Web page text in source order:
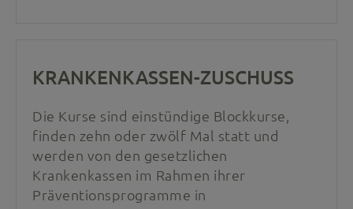
KRANKENKASSEN-ZUSCHUSS
Die Kurse sind einstündige Blockkurse,
finden zehn oder zwölf Mal statt und
werden von den gesetzlichen
Krankenkassen im Rahmen ihrer
Präventionsprogramme in